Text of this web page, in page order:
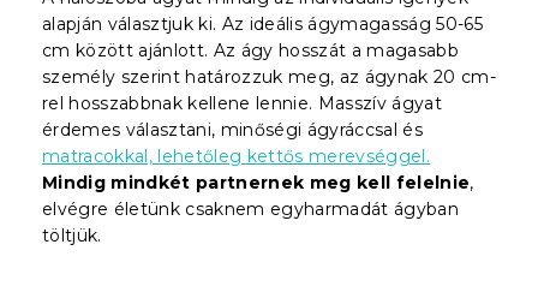
alapján választjuk ki. Az ideális ágymagasság 50-65
cm között ajánlott. Az ágy hosszát a magasabb
személy szerint határozzuk meg, az ágynak 20 cm-
rel hosszabbnak kellene lennie. Masszív ágyat
érdemes választani, minőségi ágyráccsal és
matracokkal, lehetőleg kettős merevséggel.
Mindig mindkét partnernek meg kell felelnie,
elvégre életünk csaknem egyharmadát ágyban
töltjük.